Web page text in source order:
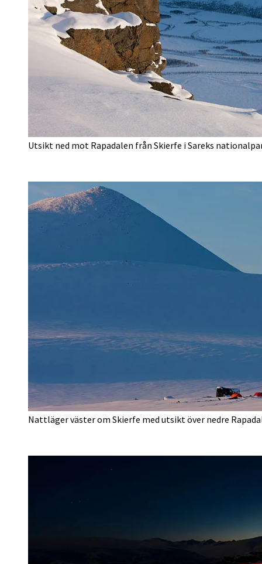
Utsikt ned mot Rapadalen från Skierfe i Sareks
Nattläger väster om Skierfe med utsikt över nedre